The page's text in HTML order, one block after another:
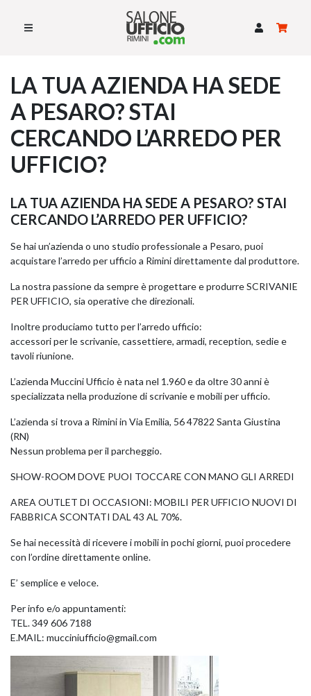
SWING 5050 –
KOROS –
SCRIVANIE ELEVABILI
SCRIVANIE ANGOLARI
SCRIVANIE SPECIAL DESK
CASSETTIERE
ARMADI
RECEPTION
TAVOLI RIUNIONE
SMART WORK OFFICE
POCKET OFFICE
FASTOFFICE
ARREDI FIERE ED EVENTI
PARETI DIVISORIE PER UFFICIO
PARETI IN VETRO
PARETI
LA TUA AZIENDA HA SEDE
A PESARO? STAI
CERCANDO L’ARREDO PER
UFFICIO?
LA TUA AZIENDA HA SEDE A PESARO? STAI
CERCANDO L’ARREDO PER UFFICIO?
Se hai un’azienda o uno studio professionale a Pesaro, puoi
acquistare l’arredo per ufficio a Rimini direttamente dal produttore.
La nostra passione da sempre è progettare e produrre SCRIVANIE
PER UFFICIO, sia operative che direzionali.
Inoltre produciamo tutto per l’arredo ufficio:
accessori per le scrivanie, cassettiere, armadi, reception, sedie e
tavoli riunione.
L’azienda Muccini Ufficio è nata nel 1.960 e da oltre 30 anni è
specializzata nella produzione di scrivanie e mobili per ufficio.
L’azienda si trova a Rimini in Via Emilia, 56 47822 Santa Giustina
(RN)
Nessun problema per il parcheggio.
SHOW-ROOM DOVE PUOI TOCCARE CON MANO GLI ARREDI
AREA OUTLET DI OCCASIONI: MOBILI PER UFFICIO NUOVI DI
FABBRICA SCONTATI DAL 43 AL 70%.
Se hai necessità di ricevere i mobili in pochi giorni, puoi procedere
con l’ordine direttamente online.
E’ semplice e veloce.
Per info e/o appuntamenti:
TEL.349 606 7188
E.MAIL: mucciniufficio@gmail.com